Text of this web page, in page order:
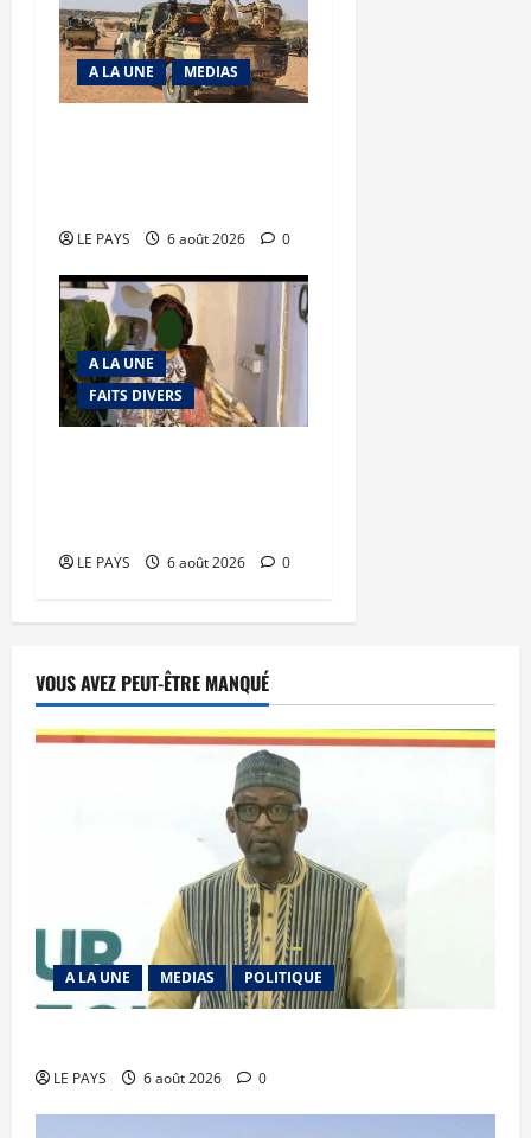
A LA UNE MEDIAS
LE PAYS 6 août 2026 0
A LA UNE
FAITS DIVERS
LE PAYS 6 août 2026 0
VOUS AVEZ PEUT-ÊTRE MANQUÉ
A LA UNE MEDIAS POLITIQUE
LE PAYS 6 août 2026 0